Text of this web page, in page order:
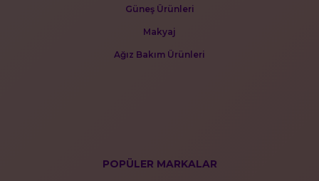
Güneş Ürünleri
Makyaj
Ağız Bakım Ürünleri
POPÜLER MARKALAR